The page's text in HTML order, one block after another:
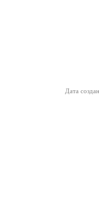
Дата